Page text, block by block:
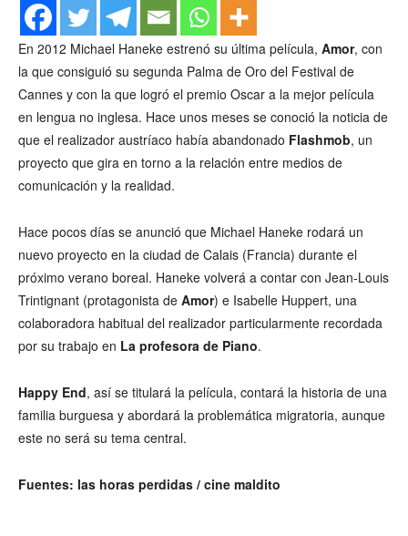
En 2012 Michael Haneke estrenó su última película, Amor, con
la que consiguió su segunda Palma de Oro del Festival de
Cannes y con la que logró el premio Oscar a la mejor película
en lengua no inglesa. Hace unos meses se conoció la noticia de
que el realizador austríaco había abandonado Flashmob, un
proyecto que gira en torno a la relación entre medios de
comunicación y la realidad.
Hace pocos días se anunció que Michael Haneke rodará un
nuevo proyecto en la ciudad de Calais (Francia) durante el
próximo verano boreal. Haneke volverá a contar con Jean-Louis
Trintignant (protagonista de Amor) e Isabelle Huppert, una
colaboradora habitual del realizador particularmente recordada
por su trabajo en La profesora de Piano.
Happy End, así se titulará la película, contará la historia de una
familia burguesa y abordará la problemática migratoria, aunque
este no será su tema central.
Fuentes: las horas perdidas / cine maldito